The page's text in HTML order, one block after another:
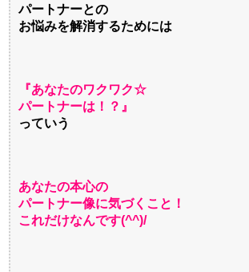
パートナーとの
お悩みを解消するためには
『あなたのワクワク☆
パートナーは！？』
っていう
あなたの本心の
パートナー像に気づくこと！
これだけなんです(^^)/